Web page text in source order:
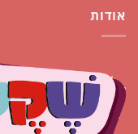
אודות